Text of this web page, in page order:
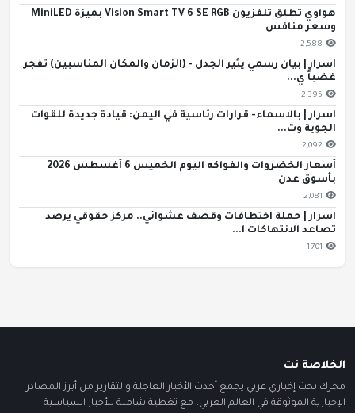
هواوي تطلق تلفزيون Vision Smart TV 6 SE RGB بميزة MiniLED
وسعر منافس
2,588
اسرار | بيان رسمي يثير الجدل - (الزمان والمكان المناسبين) تفجر
غضباً ي...
2,395
اسرار | بالاسماء- قرارات رئاسية في اليمن: قيادة جديدة للقوات
الجوية وت...
2,092
أسعار الخضروات والفواكه اليوم الخميس 6 أغسطس 2026
بأسوق عدن
2,081
اسرار | حملة اختطافات وقصف عشوائي.. مركز حقوقي يرصد
تصاعد الانتهاكات ا...
1,701
الخلاصة نت
محرك بحث إخباري عربي يجمع أحدث الأخبار العاجلة والتقارير من أبرز المصادر
الإخبارية الموثوقة في العالم العربي، مع تغطية شاملة للأخبار السياسية